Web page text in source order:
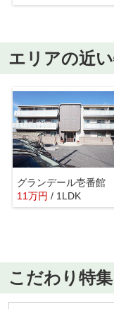
エリアの近
グランデール壱番館
11万円 / 1LDK
こだわり特集